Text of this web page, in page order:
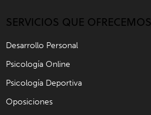
SERVICIOS QUE OFRECEMOS
Desarrollo Personal
Psicología Online
Psicología Deportiva
Oposiciones